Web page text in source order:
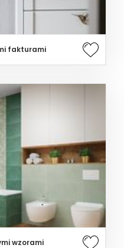
fakturami
wzorami